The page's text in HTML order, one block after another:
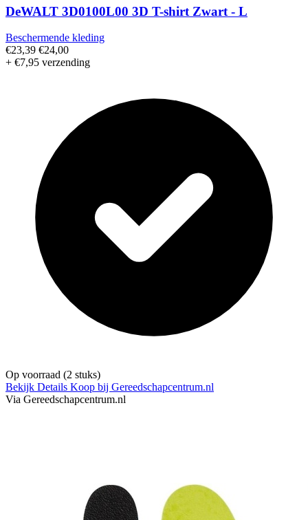
DeWALT 3D0100L00 3D T-shirt Zwart - L
Beschermende kleding
€23,39 €24,00
+ €7,95 verzending
Op voorraad (2 stuks)
Bekijk Details Koop bij Gereedschapcentrum.nl
Via Gereedschapcentrum.nl